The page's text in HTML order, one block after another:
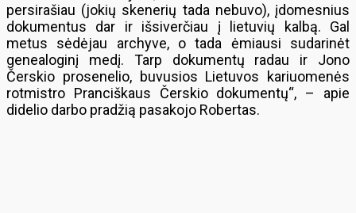
persirašiau (jokių skenerių tada nebuvo), įdomesnius
dokumentus dar ir išsiverčiau į lietuvių kalbą. Gal
metus sėdėjau archyve, o tada ėmiausi sudarinėt
genealoginį medį. Tarp dokumentų radau ir Jono
Čerskio prosenelio, buvusios Lietuvos kariuomenės
rotmistro Pranciškaus Čerskio dokumentų“, – apie
didelio darbo pradžią pasakojo Robertas.